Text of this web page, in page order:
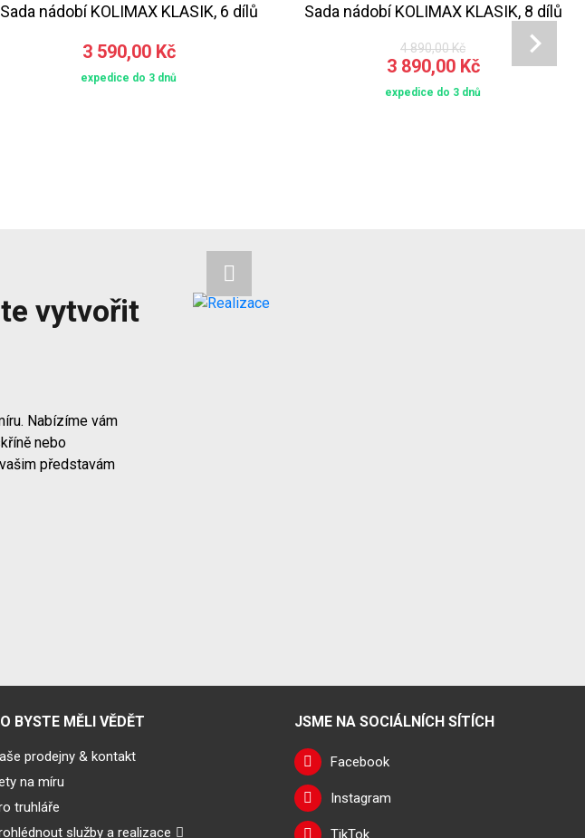
Sada nádobí KOLIMAX KLASIK, 6 dílů
3 590,00 Kč
expedice do 3 dnů
Sada nádobí KOLIMAX KLASIK, 8 dílů
4 890,00 Kč
3 890,00 Kč
expedice do 3 dnů
vytvořit
Nabízíme vám
nebo
představám
BYSTE MĚLI VĚDĚT
prodejny & kontakt
na míru
truhláře
služby a realizace
JSME NA SOCIÁLNÍCH SÍTÍCH
Facebook
Instagram
TikTok